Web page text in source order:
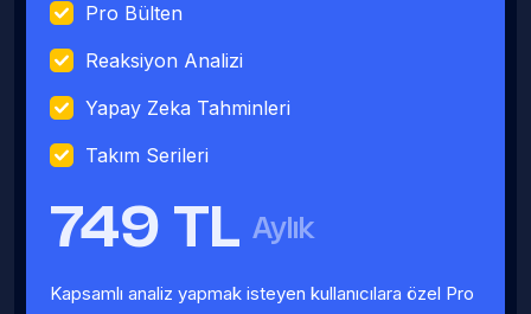
Pro Bülten
Reaksiyon Analizi
Yapay Zeka Tahminleri
Takım Serileri
749 TL Aylık
Kapsamlı analiz yapmak isteyen kullanıcılara özel Pro